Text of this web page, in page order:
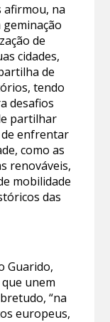
afirmou, na
de
cidades,
de
tendo
desafios
partilhar
enfrentar
como as
renováveis,
mobilidade
das
Guarido,
unem
“na
europeus,